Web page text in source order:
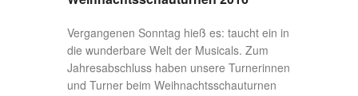
Vergangenen Sonntag hieß es: taucht ein in
die wunderbare Welt der Musicals. Zum
Jahresabschluss haben unsere Turnerinnen
und Turner beim Weihnachtsschauturnen